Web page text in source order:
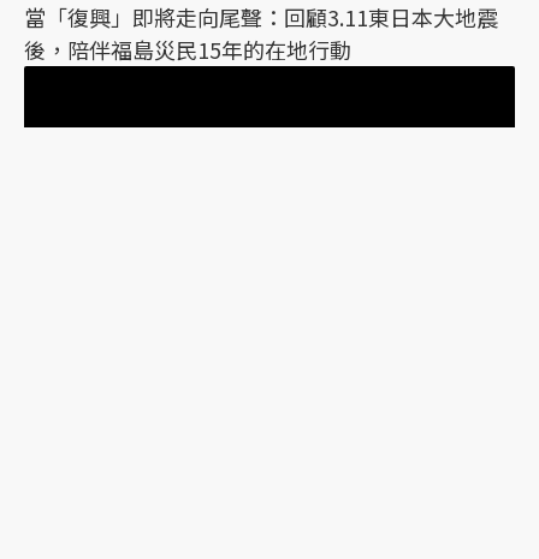
當「復興」即將走向尾聲：回顧3.11東日本大地震
後，陪伴福島災民15年的在地行動